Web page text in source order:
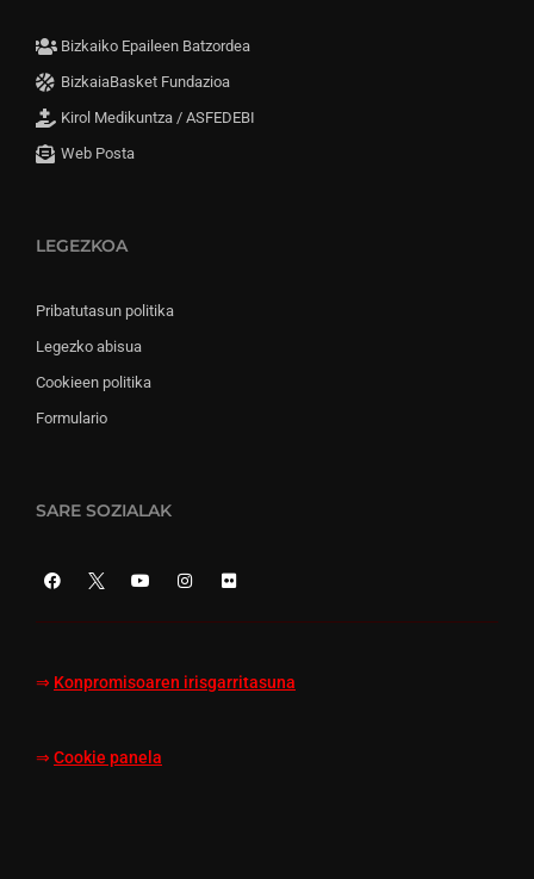
Bizkaiko Epaileen Batzordea
BizkaiaBasket Fundazioa
Kirol Medikuntza / ASFEDEBI
Web Posta
LEGEZKOA
Pribatutasun politika
Legezko abisua
Cookieen politika
Formulario
SARE SOZIALAK
⇒ Konpromisoaren irisgarritasuna
⇒ Cookie panela